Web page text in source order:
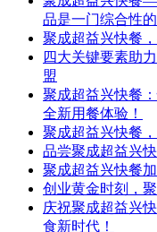
品是一门综合性
聚成超益兴快餐
四大关键要素助
盟
聚成超益兴快餐
全新用餐体验！
聚成超益兴快餐
品尝聚成超益兴
聚成超益兴快餐
创业黄金时刻，
庆祝聚成超益兴
食新时代！